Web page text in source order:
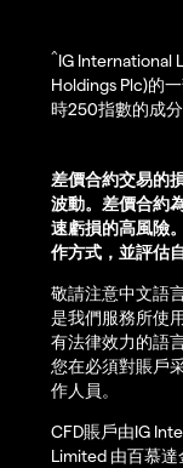
^IG International
Holdings Plc)的
時250指數的成分
差價合約交易的
波動。差價合約
速虧損的高風險
作方式，並評估
敬請注意中文語
是我們服務所使
有法律效力的語言
您在必須對賬戶
作人員。
CFD賬戶由IG
Limited 由百慕